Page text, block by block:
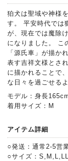
狛犬は聖域や神様
す。 平安時代では
が、現在では魔除
になりました。 こ
「源氏車」が描か
表す吉祥文様とさ
に描かれることで
な日々を過ごせる
モデル：身長
着用サイズ：M
アイテム詳細
○発送：通常2-5営
○サイズ：